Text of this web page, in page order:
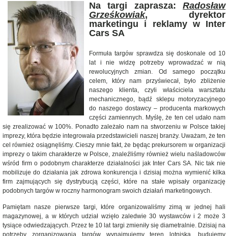
Na targi zaprasza: Radosław
Grześkowiak, dyrektor
marketingu i reklamy w Inter
Cars SA
Formuła targów sprawdza się doskonale od 10
lat i nie widzę potrzeby wprowadzać w nią
rewolucyjnych zmian. Od samego początku
celem, który nam przyświecał, było zbliżenie
naszego klienta, czyli właściciela warsztatu
mechanicznego, bądź sklepu motoryzacyjnego
do naszego dostawcy – producenta markowych
części zamiennych. Myślę, że ten cel udało nam
się zrealizować w 100%. Ponadto zależało nam na stworzeniu w Polsce takiej
imprezy, która będzie integrowała przedstawicieli naszej branży. Uważam, że ten
cel również osiągnęliśmy. Cieszy mnie fakt, że będąc prekursorem w organizacji
imprezy o takim charakterze w Polsce, znaleźliśmy również wielu naśladowców
wśród firm o podobnym charakterze działalności jak Inter Cars SA. Nic tak nie
mobilizuje do działania jak zdrowa konkurencja i dzisiaj można wymienić kilka
firm zajmujących się dystrybucją części, które na stałe wpisały organizację
podobnych targów w roczny harmonogram swoich działań marketingowych.
Pamiętam nasze pierwsze targi, które organizowaliśmy zimą w jednej hali
magazynowej, a w których udział wzięło zaledwie 30 wystawców i 2 może 3
tysiące odwiedzających. Przez te 10 lat targi zmieniły się diametralnie. Dzisiaj na